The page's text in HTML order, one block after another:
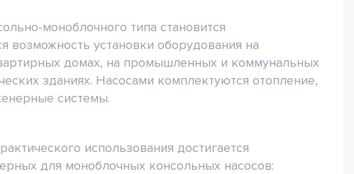
моноблочного типа становится
возможность установки оборудования на
домах, на промышленных и коммунальных
зданиях. Насосами комплектуются отопление,
системы.
использования достигается
для моноблочных консольных насосов: